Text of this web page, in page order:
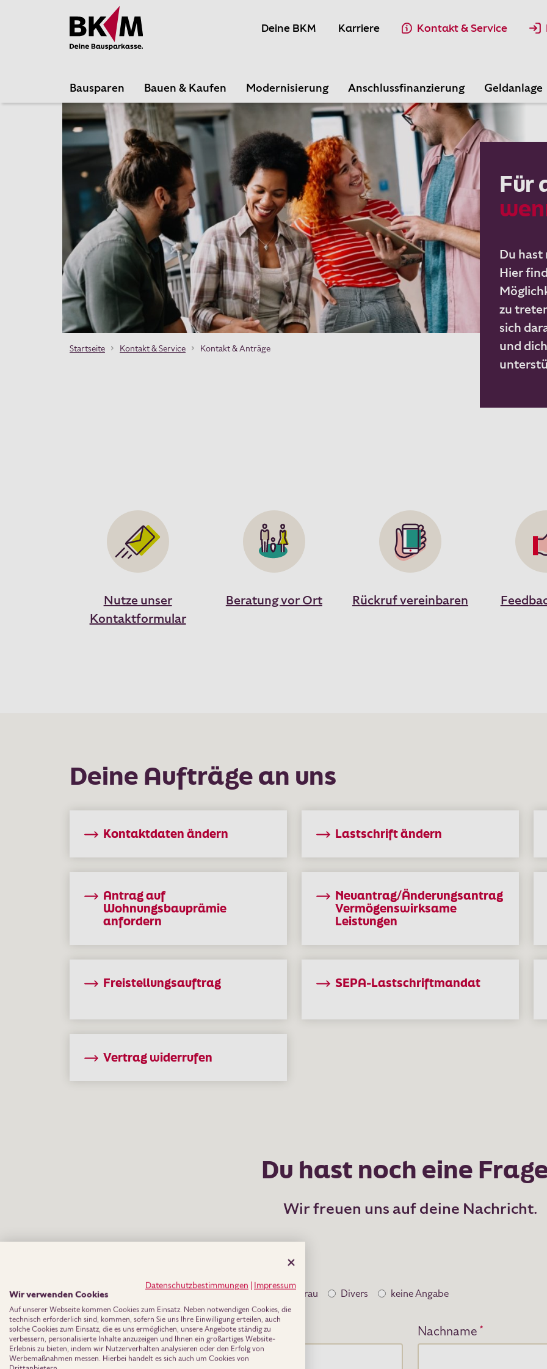
Datenschutzbestimmungen | Impressum
Wir verwenden Cookies
Auf unserer Webseite kommen Cookies zum Einsatz. Neben notwendigen Cookies, die
technisch erforderlich sind, kommen, sofern Sie uns Ihre Einwilligung erteilen, auch
solche Cookies zum Einsatz, die es uns ermöglichen, unsere Angebote ständig zu
verbessern, personalisierte Inhalte anzuzeigen und Ihnen ein großartiges Website-
Erlebnis zu bieten, indem wir Nutzerverhalten analysieren oder den Erfolg von
Werbemaßnahmen messen. Hierbei handelt es sich auch um Cookies von
Deine BKM Karriere Kontakt & Service
Bausparen Bauen & Kaufen Modernisierung Anschlussfinanzierung Geldanlage
Für
Du hast
Hier
zu
sich
und
Startseite Kontakt & Service Kontakt & Anträge
Nutze unser
Kontaktformular
Beratung vor Ort Rückruf vereinbaren
Deine Aufträge an uns
Kontaktdaten ändern Lastschrift ändern
Antrag auf
Wohnungsbauprämie
anfordern
Neuantrag/Änderungsantrag
Vermögenswirksame
Leistungen
Freistellungsauftrag SEPA-Lastschriftmandat
Vertrag widerrufen
Du hast noch eine
Wir freuen uns auf deine Nachricht.
Herr Frau Divers keine Angabe
Vorname Nachname *
Mach mit bei der Online-Umfrage zum Thema
„Beliebteste Bausparkasse 2026“
Als Dankeschön fürs Mitmachen verlosen wir
unter allen Teilnehmenden drei Amazon-
Gutscheine im Wert von je 50 €. Am Ende der
Umfrage gelangst du zum Gewinnspiel.
Jetzt abstimmen